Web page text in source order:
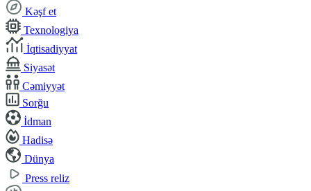
Kəşf et
Texnologiya
İqtisadiyyat
Siyasət
Cəmiyyət
Sorğu
İdman
Hadisə
Dünya
Press reliz